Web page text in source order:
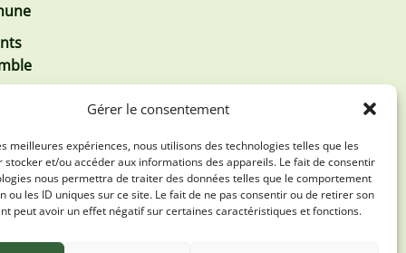
Gérer le consentement
meilleures expériences, nous utilisons des technologies telles que les
stocker et/ou accéder aux informations des appareils. Le fait de consentir
nous permettra de traiter des données telles que le comportement
ou les ID uniques sur ce site. Le fait de ne pas consentir ou de retirer son
peut avoir un effet négatif sur certaines caractéristiques et fonctions.